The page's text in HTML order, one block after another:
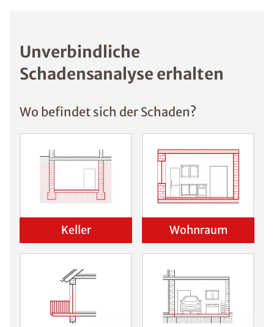
Unverbindliche
Schadensanalyse erhalten
Wo befindet sich der Schaden?
Keller Wohnraum